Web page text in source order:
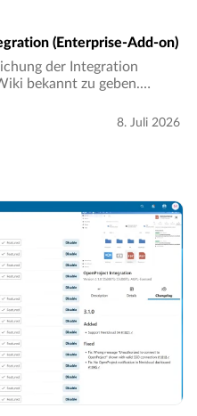
(Enterprise-Add-on)
der Integration
bekannt zu geben.
für
8. Juli 2026